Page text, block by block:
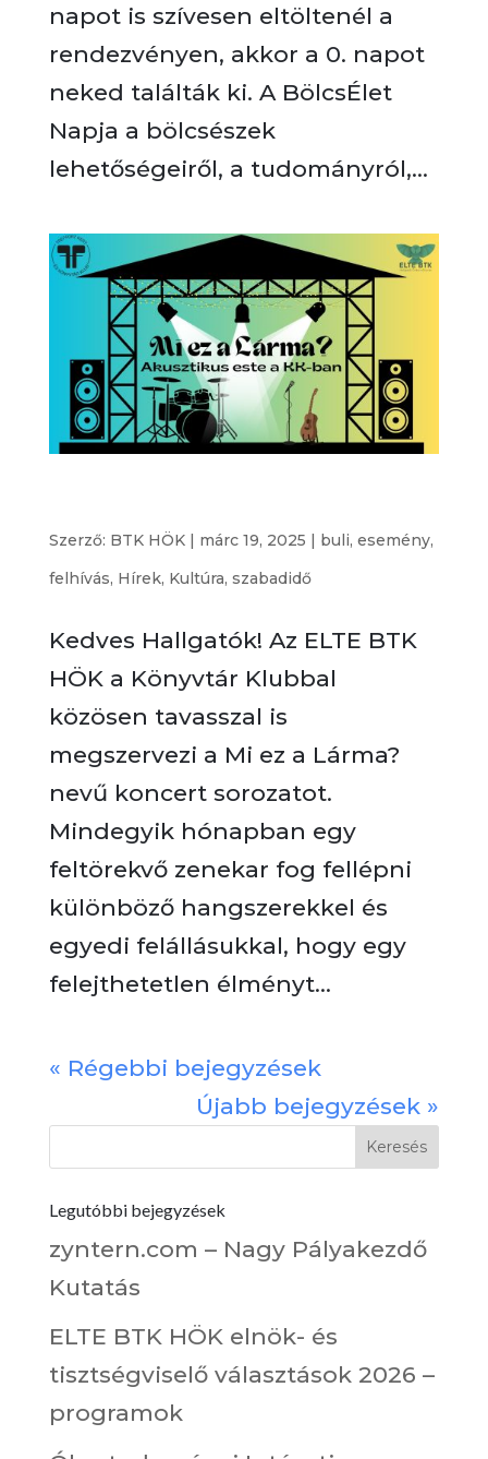
napot is szívesen eltöltenél a
rendezvényen, akkor a 0. napot
neked találták ki. A BölcsÉlet
Napja a bölcsészek
lehetőségeiről, a tudományról,...
Szerző: BTK HÖK| márc 19, 2025 | buli, esemény,
felhívás, Hírek, Kultúra, szabadidő
Kedves Hallgatók! Az ELTE BTK
HÖK a Könyvtár Klubbal
közösen tavasszal is
megszervezi a Mi ez a Lárma?
nevű koncert sorozatot.
Mindegyik hónapban egy
feltörekvő zenekar fog fellépni
különböző hangszerekkel és
egyedi felállásukkal, hogy egy
felejthetetlen élményt...
« Régebbi bejegyzések
Újabb bejegyzések »
Legutóbbi bejegyzések
zyntern.com – Nagy Pályakezdő
Kutatás
ELTE BTK HÖK elnök- és
tisztségviselő választások 2026 –
programok